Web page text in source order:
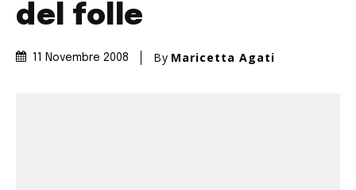
del folle
11 Novembre 2008 By Maricetta Agati